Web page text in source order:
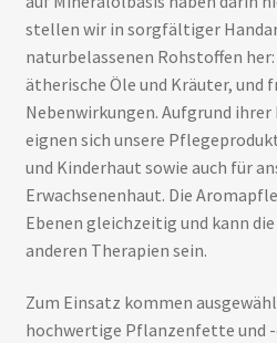
stellen wir in sorgfältiger
naturbelassenen Rohstoffen
ätherische Öle und Kräuter, und
Nebenwirkungen. Aufgrund
eignen sich unsere
und Kinderhaut sowie auch für
Erwachsenenhaut. Die
Ebenen gleichzeitig und kann
anderen Therapien sein.
Zum Einsatz kommen
hochwertige Pflanzenfette und -